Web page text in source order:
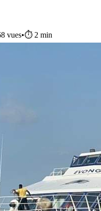
vues•⏱️ 2 min